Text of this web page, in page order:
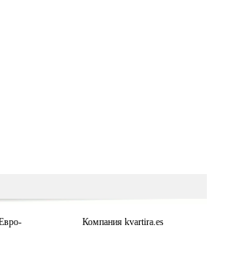
Компания kvartira.es